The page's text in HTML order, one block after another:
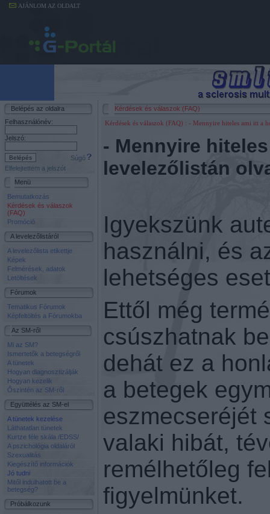
AJÁNLOM AZ OLDALT
Belépés az oldalra
Felhasználónév:
Jelszó:
Súgó
Elfelejtettem a jelszót
Menü
Bemutatkozás
Kérdések és válaszok
(FAQ)
Promóció
A levelezőlistáról
A levelezőlista etikettje
Képek
Felmérések, adatok
Letöltések
Fórumok
Tematikus Fórumok
Képfeltöltés a Fórumokba
Az SM-ről
Mi az SM?
Ismertetők a betegségről
A tünetek
Hogyan diagnosztizálják
Hogyan kezelik
Őszintén az SM-ről
Együttélés az SM-el
A tünetek kezelése
Láthatatlan tünetek
Kurtze féle skála /EDSS/
A pszichológia oldaláról
Szexualitás
Kiegészítő információk
Jó tudni
Mitől indulhatott be a
betegség?
Próbálkozunk
Kérdések és válaszok (FAQ)
Kérdések és válaszok (FAQ) : - Mennyire hiteles ami itt a
- Mennyire
levelezőlistán
Igyekszünk
használni, és
lehetséges
Ettől még
csúszhatnak
dehát ez a
a betegek
eszmecseréjét
valaki hibát,
remélhetőleg
figyelmünket.